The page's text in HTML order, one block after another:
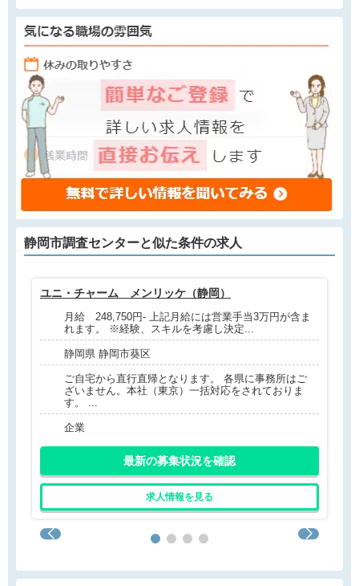
静岡市調査センターと似た条件の求人
ユニ・チャーム メンリッケ（静岡）
月給 248,750円- 上記月給には営業手当3万円が含ま
れます。 ※経験、スキルを考慮し決定...
静岡県 静岡市葵区
ご自宅から直行直帰となります。 各県に事務所はご
ざいません。本社（東京）一括対応をされておりま
す。 ...
企業
最新の募集状況を確認
求人情報を見る